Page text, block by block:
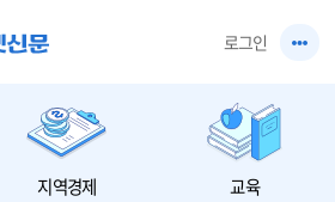
로그인
지역경제 교육